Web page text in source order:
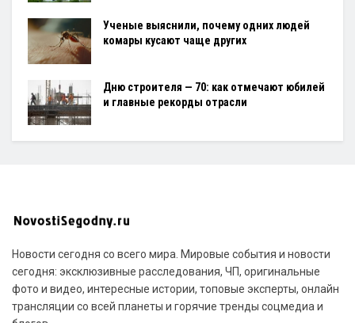
Ученые выяснили, почему одних людей
комары кусают чаще других
Дню строителя — 70: как отмечают юбилей
и главные рекорды отрасли
Новости сегодня со всего мира. Мировые события и новости
сегодня: эксклюзивные расследования, ЧП, оригинальные
фото и видео, интересные истории, топовые эксперты, онлайн
трансляции со всей планеты и горячие тренды соцмедиа и